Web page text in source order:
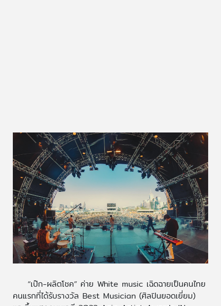
“เป๊ก-ผลิตโชค” ค่าย White music เฉิดฉายเป็นคนไทย
คนแรกที่ได้รับรางวัล Best Musician (ศิลปินยอดเยี่ยม)